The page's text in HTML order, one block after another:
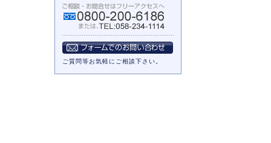
ご質問等お気軽にご相談下さい。